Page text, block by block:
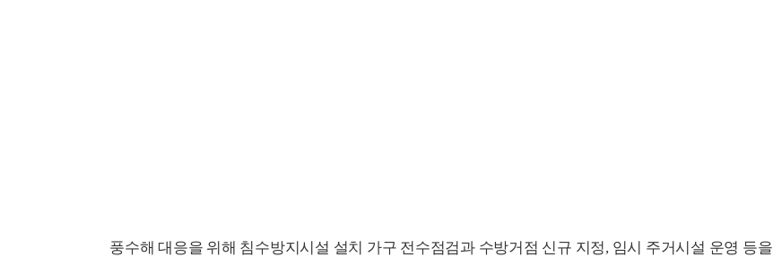
풍수해 대응을 위해 침수방지시설 설치 가구 전수점검과 수방거점 신규 지정, 임시 주거시설 운영 등을